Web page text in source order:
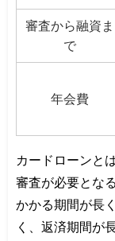
審査から融資ま
で
年会費
カードローンと
審査が必要とな
かかる期間が長
く、返済期間が